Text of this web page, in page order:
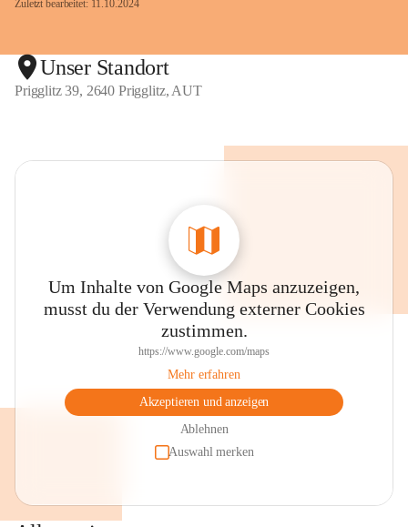
Zuletzt bearbeitet: 11.10.2024
Unser Standort
Prigglitz 39, 2640 Prigglitz, AUT
Um Inhalte von Google Maps anzuzeigen,
musst du der Verwendung externer Cookies
zustimmen.
https://www.google.com/maps
Mehr erfahren
Akzeptieren und anzeigen
Ablehnen
Auswahl merken